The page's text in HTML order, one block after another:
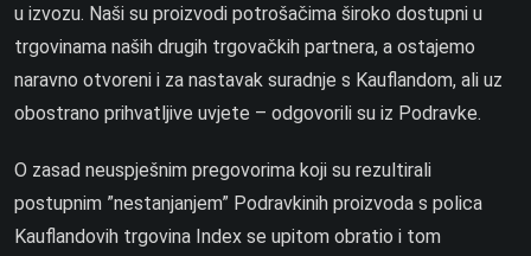
u izvozu. Naši su proizvodi potrošačima široko dostupni u
trgovinama naših drugih trgovačkih partnera, a ostajemo
naravno otvoreni i za nastavak suradnje s Kauflandom, ali uz
obostrano prihvatljive uvjete – odgovorili su iz Podravke.
O zasad neuspješnim pregovorima koji su rezultirali
postupnim ”nestanjanjem” Podravkinih proizvoda s polica
Kauflandovih trgovina Index se upitom obratio i tom